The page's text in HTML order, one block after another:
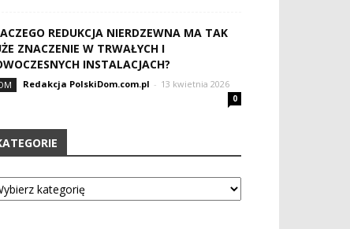
REDUKCJA NIERDZEWNA MA TAK
ZNACZENIE W TRWAŁYCH I
INSTALACJACH?
Redakcja PolskiDom.com.pl - 13 kwietnia 2026
0